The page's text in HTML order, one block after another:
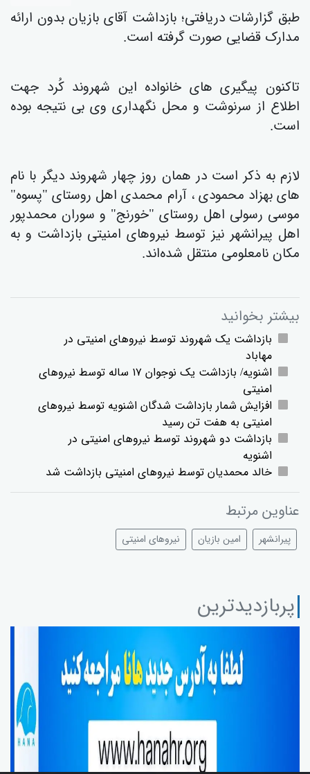
طبق گزارشات دریافتی؛ بازداشت آقای بازیان بدون ارائە
مدارک قضایی صورت گرفتە است.
تاکنون پیگیری های خانوادە این شهروند کُرد جهت
اطلاع از سرنوشت و محل نگهداری وی بی نتیجە بودە
است.
لازم بە ذکر است در همان روز چهار شهروند دیگر با نام
های بهزاد محمودی ، آرام محمدی اهل روستای "پسوە"
موسی رسولی اهل روستای "خورنج" و سوران محمدپور
اهل پیرانشهر نیز توسط نیروهای امنیتی بازداشت و بە
مکان نامعلومی منتقل شدەاند.
بیشتر بخوانید
بازداشت یک شهروند توسط نیروهای امنیتی در
مهاباد
اشنویە/ بازداشت یک نوجوان ١٧ سالە توسط نیروهای
امنیتی
افزایش شمار بازداشت شدگان اشنویە توسط نیروهای
امنیتی بە هفت تن رسید
بازداشت دو شهروند توسط نیروهای امنیتی در
اشنویە
خالد محمدیان توسط نیروهای امنیتی بازداشت شد
عناوین مرتبط
پیرانشهر امین بازیان نیروهای امنیتی
پربازدیدترین